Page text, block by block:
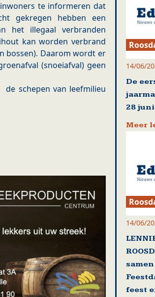
te informeren dat
gekregen hebben een
het illegaal verbranden
kan worden verbrand
bossen). Daarom wordt er
(snoeiafval) geen
schepen van leefmilieu
14/06/
De
28 juni
Meer
14/06/
feest